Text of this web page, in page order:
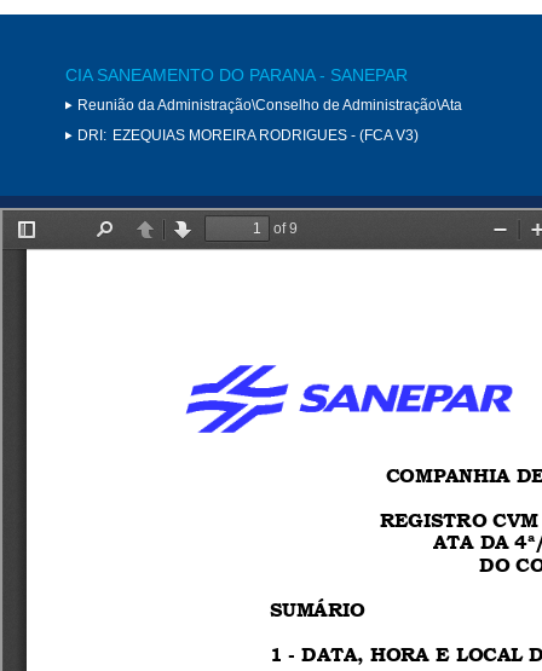
CIA SANEAMENTO DO PARANA - SANEPAR
Reunião da Administração\Conselho de Administração\Ata
DRI: EZEQUIAS MOREIRA RODRIGUES - (FCA V3)